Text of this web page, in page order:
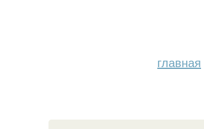
главная